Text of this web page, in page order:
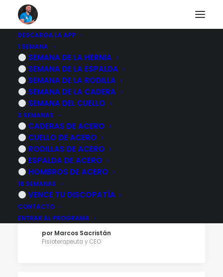
DESCARGA LA APP
1 SEMANA
SEMANA DE LA HERNIA
SEMANA DE LA ESPALDA
SEMANA DE LA RODILLA
SEMANA DE LA CADERA
SEMANA DEL CUELLO
3 SEMANAS
CADERAS DE ACERO
CUELLO DE ACERO
RODILLAS DE ACERO
ESPALDA DE ACERO
HOMBROS DE ACERO
16 SEMANAS
VENCE TU DISCOPATÍA
CONTACTO
ENTRAR AL PROGRAMA
Otros diarios
Descubre a otras personas que están pasando lo
3 abril, 2026
RECTIFICACIÓN LUMBAR: 3 ejercicios
que tu ESPALDA necesita YA
por Marcos Sacristán
Fisioterapeuta y CEO